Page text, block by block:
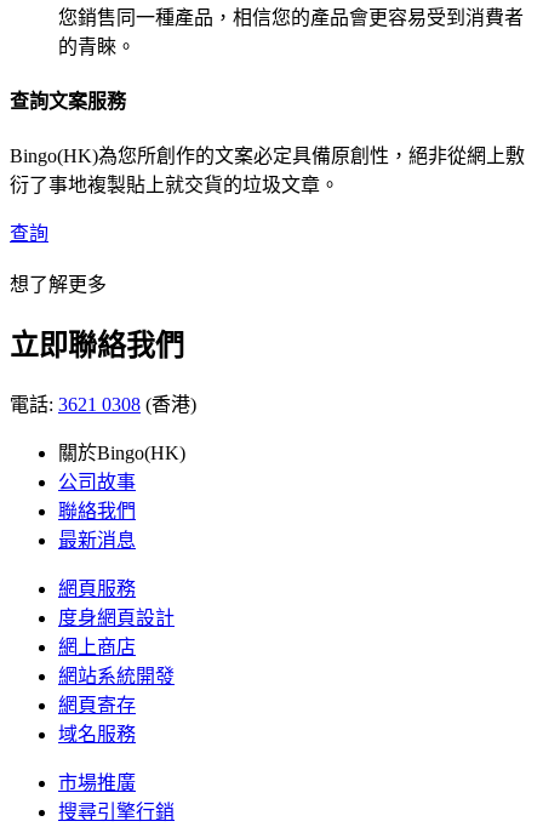
您銷售同一種產品，相信您的產品會更容易受到消費者
的青睞。
查詢文案服務
Bingo(HK)為您所創作的文案必定具備原創性，絕非從網上敷
衍了事地複製貼上就交貨的垃圾文章。
查詢
想了解更多
立即聯絡我們
電話: 3621 0308 (香港)
關於Bingo(HK)
公司故事
聯絡我們
最新消息
網頁服務
度身網頁設計
網上商店
網站系統開發
網頁寄存
域名服務
市場推廣
搜尋引擎行銷